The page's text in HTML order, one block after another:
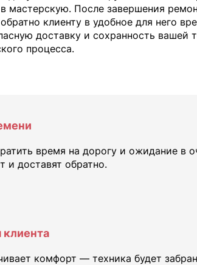
мастерскую. После завершения
клиенту в удобное для него
доставку и сохранность вашей
процесса.
время на дорогу и ожидание в
и доставят обратно.
клиента
комфорт — техника будет